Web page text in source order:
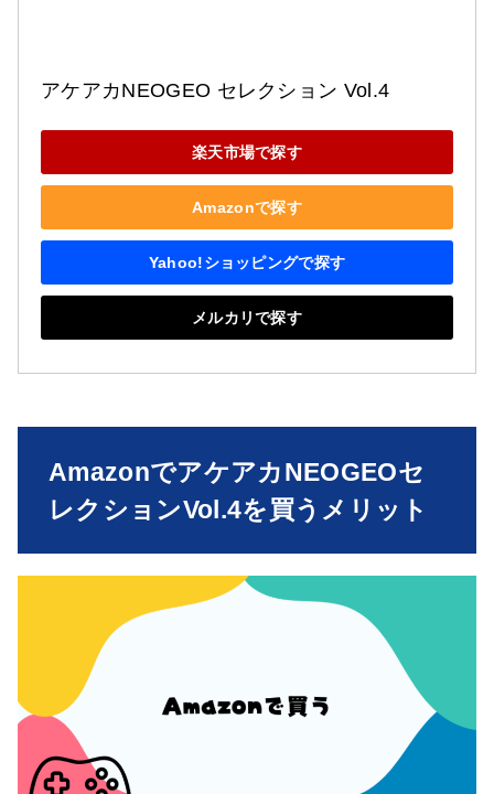
アケアカNEOGEO セレクション Vol.4
楽天市場で探す
Amazonで探す
Yahoo!ショッピングで探す
メルカリで探す
AmazonでアケアカNEOGEOセ
レクションVol.4を買うメリット